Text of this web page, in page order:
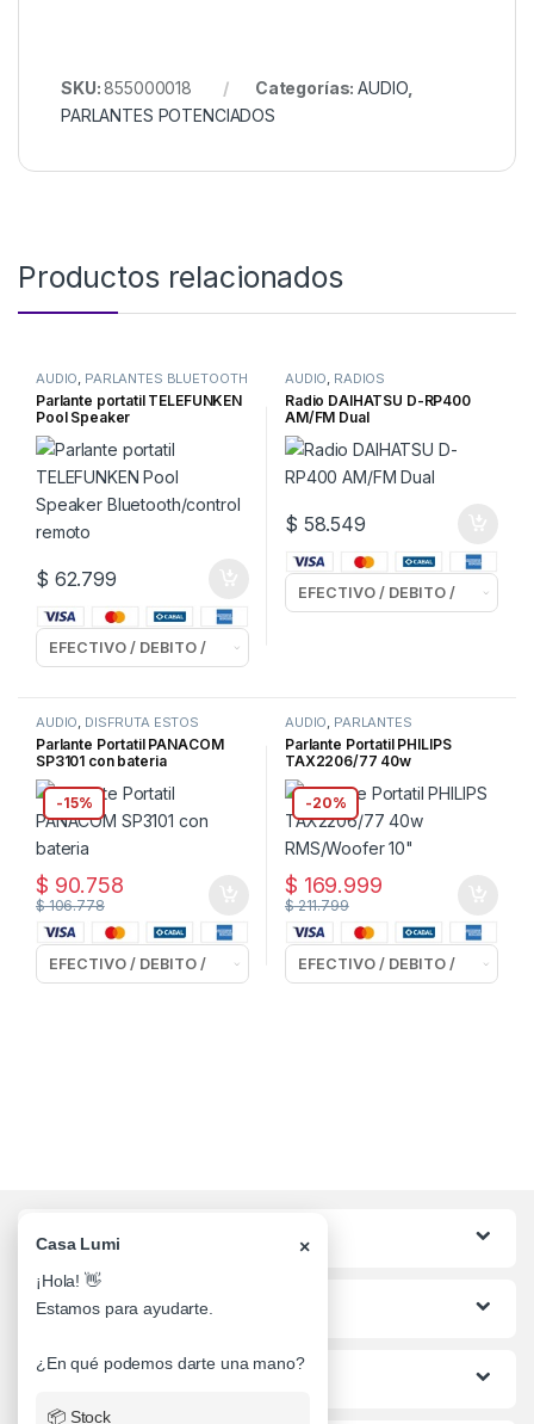
SKU:855000018 Categorías:AUDIO
PARLANTES POTENCIADOS
Productos relacionados
AUDIO, PARLANTES BLUETOOTH
Parlante portatil TELEFUNKEN
Pool Speaker
Bluetooth/control remoto
$ 62.799
AUDIO, RADIOS
Radio DAIHATSU D-RP400
AM/FM Dual
$ 58.549
AUDIO, DISFRUTA ESTOS
ELEGIDOS, PARLANTES
POTENCIADOS
Parlante Portatil PANACOM
SP3101 con bateria
-15%
$ 90.758
$106.778
AUDIO, PARLANTES
POTENCIADOS
Parlante Portatil PHILIPS
TAX2206/77 40w
RMS/Woofer 10″
-20%
$ 169.999
$211.799
Categorias
Lo mas buscado
Informacion al Cliente
Casa Lumi ×
¡Hola! 👋
Estamos para ayudarte.
¿En qué podemos darte una mano?
📦 Stock